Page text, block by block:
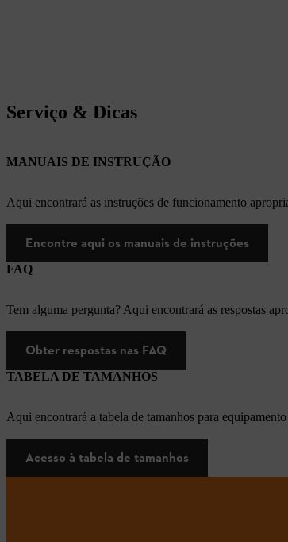
Serviço & Dicas
MANUAIS DE INSTRUÇÃO
Aqui encontrará as instruções de funcionamento
Encontre aqui os manuais de instruções
FAQ
Tem alguma pergunta? Aqui encontrará as respostas
Obter respostas nas FAQ
TABELA DE TAMANHOS
Aqui encontrará a tabela de tamanhos para
Acesso à tabela de tamanhos